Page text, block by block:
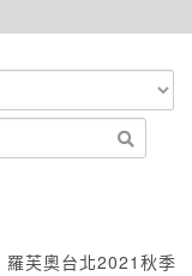
羅芙奧台北2021秋季